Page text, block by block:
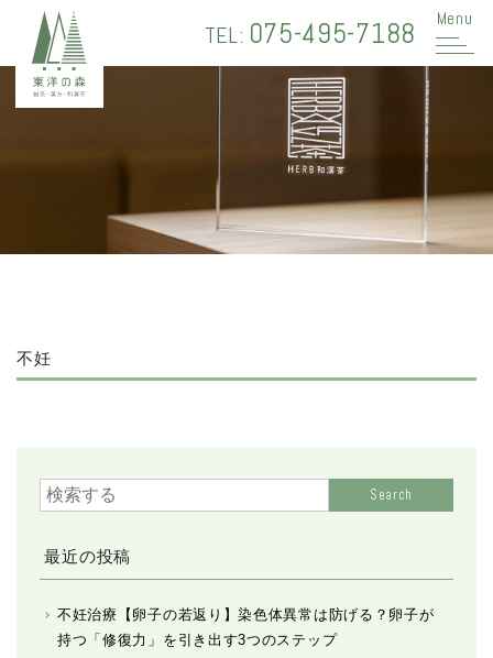
TEL: 075-495-7188 Menu
不妊
Search
最近の投稿
不妊治療【卵子の若返り】染色体異常は防げる？卵子が
持つ「修復力」を引き出す3つのステップ